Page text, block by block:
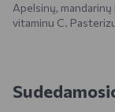
Apelsinų,
vitaminu C.